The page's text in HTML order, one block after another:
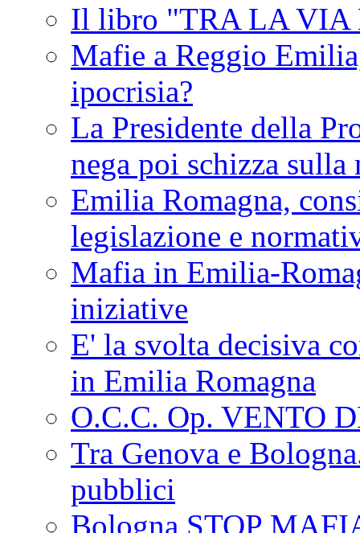
Il libro "TRA LA
Mafie a Reggio
ipocrisia?
La Presidente della
nega poi schizza sulla
Emilia Romagna,
legislazione e
Mafia in Emilia-
iniziative
E' la svolta decisiva
in Emilia Romagna
O.C.C. Op. VENTO
Tra Genova e
pubblici
Bologna STOP